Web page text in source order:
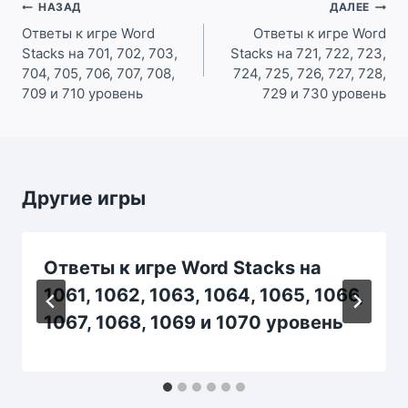
Навигация
по
записям
НАЗАД
Ответы к игре Word
Stacks на 701, 702, 703,
704, 705, 706, 707, 708,
709 и 710 уровень
ДАЛЕЕ
Ответы к игре Word
Stacks на 721, 722, 723,
724, 725, 726, 727, 728,
729 и 730 уровень
Другие игры
Ответы к игре Word Stacks на
1061, 1062, 1063, 1064, 1065, 1066,
1067, 1068, 1069 и 1070 уровень